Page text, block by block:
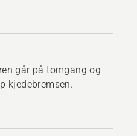
går på tomgang og
kjedebremsen.